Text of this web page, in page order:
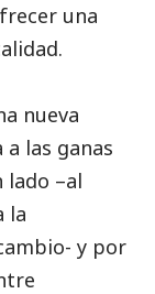
una
nueva
las ganas
–al
la
y por